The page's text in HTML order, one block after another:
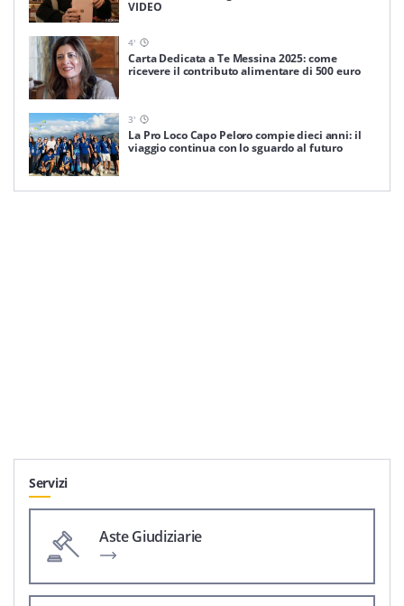
VIDEO
4'
Carta Dedicata a Te Messina 2025: come
ricevere il contributo alimentare di 500 euro
3'
La Pro Loco Capo Peloro compie dieci anni: il
viaggio continua con lo sguardo al futuro
Servizi
Aste Giudiziarie